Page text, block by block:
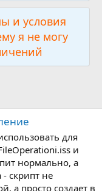
и условия
я не могу
для
и
нормально, а
скрипт не
а просто создает в